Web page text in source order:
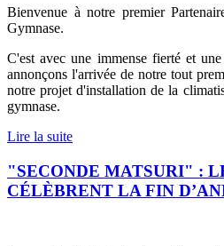
Bienvenue à notre premier
Gymnase.
C'est avec une immense fierté et
annonçons l'arrivée de notre tout
notre projet d'installation de la
gymnase.
Lire la suite
"SECONDE MATSURI" :
CÉLÈBRENT LA FIN